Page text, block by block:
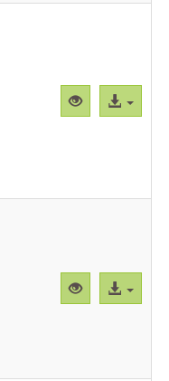
Vista
previa
Acceso
al
Vista
previa
Acceso
al